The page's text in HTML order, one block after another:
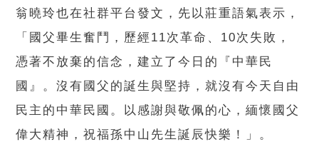
翁曉玲也在社群平台發文，先以莊重語氣表示，
「國父畢生奮鬥，歷經11次革命、10次失敗，
憑著不放棄的信念，建立了今日的『中華民
國』。沒有國父的誕生與堅持，就沒有今天自由
民主的中華民國。以感謝與敬佩的心，緬懷國父
偉大精神，祝福孫中山先生誕辰快樂！」。